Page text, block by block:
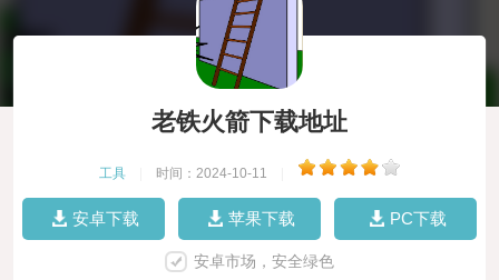
老铁火箭下载地址
工具 时间：2024-10-11
安卓下载 苹果下载 PC下载
安卓市场，安全绿色